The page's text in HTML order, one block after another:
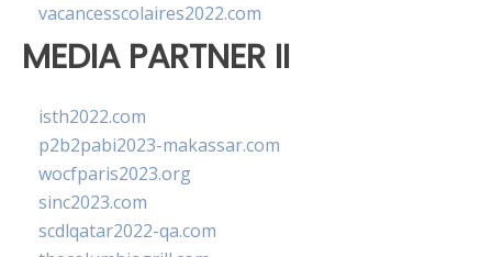
vacancesscolaires2022.com
MEDIA PARTNER II
isth2022.com
p2b2pabi2023-makassar.com
wocfparis2023.org
sinc2023.com
scdlqatar2022-qa.com